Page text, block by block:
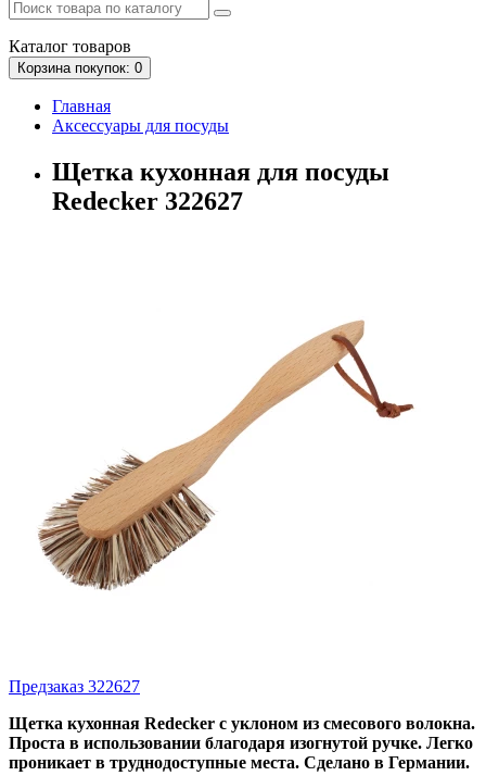
Каталог товаров
Корзинапокупок: 0
Главная
Аксессуары для посуды
Щетка кухонная для посуды
Redecker 322627
Предзаказ 322627
Щетка кухонная Redecker с уклоном из смесового волокна.
Проста в использовании благодаря изогнутой ручке. Легко
проникает в труднодоступные места. Сделано в Германии.